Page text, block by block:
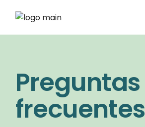
Preguntas
frecuentes